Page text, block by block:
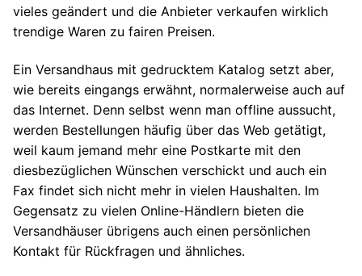
vieles geändert und die Anbieter verkaufen wirklich
trendige Waren zu fairen Preisen.
Ein Versandhaus mit gedrucktem Katalog setzt aber,
wie bereits eingangs erwähnt, normalerweise auch auf
das Internet. Denn selbst wenn man offline aussucht,
werden Bestellungen häufig über das Web getätigt,
weil kaum jemand mehr eine Postkarte mit den
diesbezüglichen Wünschen verschickt und auch ein
Fax findet sich nicht mehr in vielen Haushalten. Im
Gegensatz zu vielen Online-Händlern bieten die
Versandhäuser übrigens auch einen persönlichen
Kontakt für Rückfragen und ähnliches.